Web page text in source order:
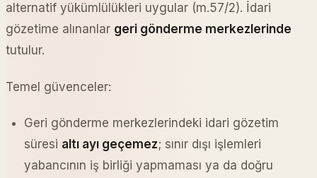
alternatif yükümlülükleri uygular (m.57/2). İdari
gözetime alınanlar geri gönderme merkezlerinde
tutulur.
Temel güvenceler:
Geri gönderme merkezlerindeki idari gözetim
süresi altı ayı geçemez; sınır dışı işlemleri
yabancının iş birliği yapmaması ya da doğru